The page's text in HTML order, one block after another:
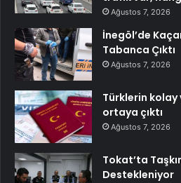
Ağustos 7, 2026
İnegöl’de
Tabanca Çıktı
Ağustos 7, 2026
Türklerin kolay
ortaya çıktı
Ağustos 7, 2026
Tokat’ta
Destekleniyor